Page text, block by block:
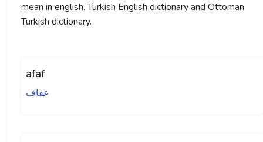
mean in english. Turkish English dictionary and Ottoman
Turkish dictionary.
afaf
عفاف